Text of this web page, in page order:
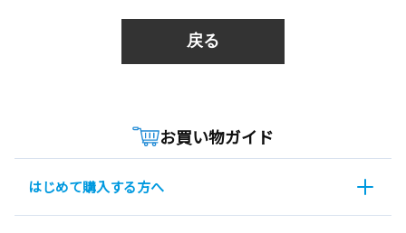
戻る
お買い物ガイド
はじめて購入する方へ